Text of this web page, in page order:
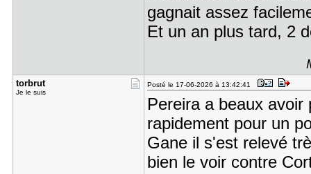
gagnait assez
Et un an plus tard, 2
torbrut
Je le suis
Posté le 17-06-2026 à 13:42:41
Pereira a beaux
rapidement pour un
Gane il s'est relevé
bien le voir contre